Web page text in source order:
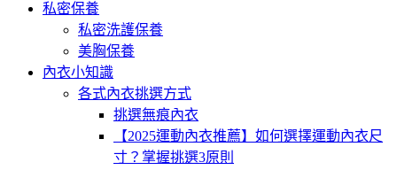
私密保養
私密洗護保養
美胸保養
內衣小知識
各式內衣挑選方式
挑選無痕內衣
【2025運動內衣推薦】如何選擇運動內衣尺
寸？掌握挑選3原則